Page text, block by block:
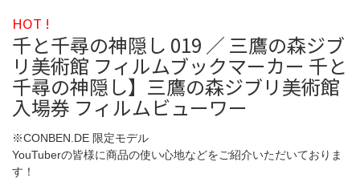
HOT !
千と千尋の神隠し 019 ／ 三鷹の森ジブ
リ美術館 フィルムブックマーカー 千と
千尋の神隠し】三鷹の森ジブリ美術館
入場券 フィルムビューワー
※CONBEN.DE 限定モデル
YouTuberの皆様に商品の使い心地などをご紹介いただいておりま
す！